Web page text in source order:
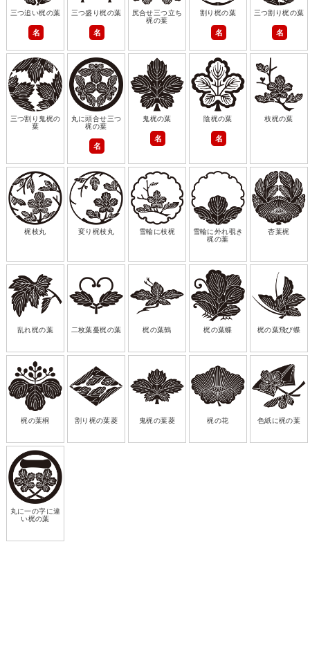
三つ追い梶の葉
名
三つ盛り梶の葉
名
尻合せ三つ立ち
梶の葉
割り梶の葉
名
三つ割り梶の葉
名
三つ割り鬼梶の
葉
丸に頭合せ三つ
梶の葉
名
鬼梶の葉
名
陰梶の葉
名
枝梶の葉
梶枝丸 変り梶枝丸 雪輪に枝梶
雪輪に外れ覗き
梶の葉
杏葉梶
乱れ梶の葉 二枚葉蔓梶の葉 梶の葉鶴 梶の葉蝶 梶の葉飛び蝶
梶の葉桐 割り梶の葉菱 鬼梶の葉菱 梶の花 色紙に梶の葉
丸に一の字に違
い梶の葉